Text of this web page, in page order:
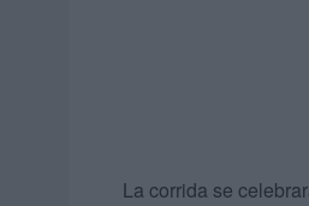
La corrida se